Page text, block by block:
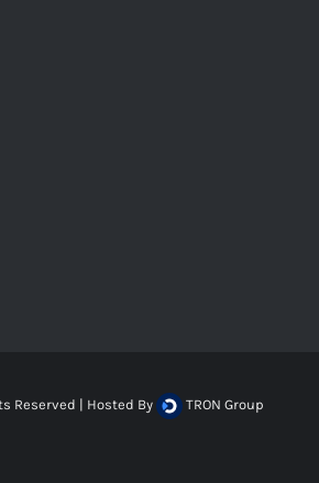
Reserved | Hosted By TRON Group